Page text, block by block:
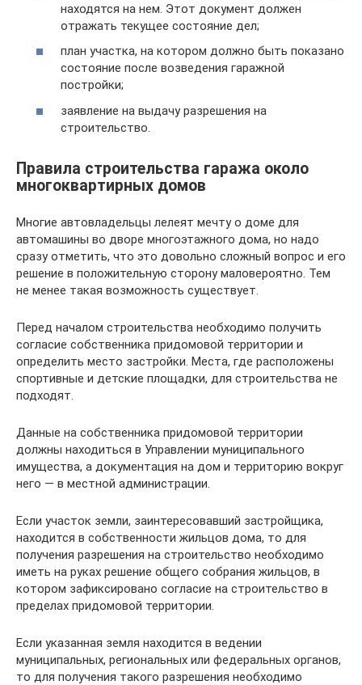
находятся на нем. Этот документ должен
отражать текущее состояние дел;
план участка, на котором должно быть показано
состояние после возведения гаражной
постройки;
заявление на выдачу разрешения на
строительство.
Правила строительства гаража около
многоквартирных домов
Многие автовладельцы лелеят мечту о доме для
автомашины во дворе многоэтажного дома, но надо
сразу отметить, что это довольно сложный вопрос и его
решение в положительную сторону маловероятно. Тем
не менее такая возможность существует.
Перед началом строительства необходимо получить
согласие собственника придомовой территории и
определить место застройки. Места, где расположены
спортивные и детские площадки, для строительства не
подходят.
Данные на собственника придомовой территории
должны находиться в Управлении муниципального
имущества, а документация на дом и территорию вокруг
него — в местной администрации.
Если участок земли, заинтересовавший застройщика,
находится в собственности жильцов дома, то для
получения разрешения на строительство необходимо
иметь на руках решение общего собрания жильцов, в
котором зафиксировано согласие на строительство в
пределах придомовой территории.
Если указанная земля находится в ведении
муниципальных, региональных или федеральных органов,
то для получения такого разрешения необходимо